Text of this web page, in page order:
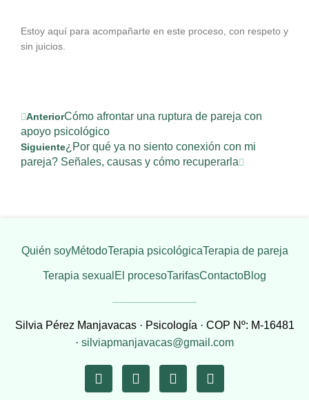
Estoy aquí para acompañarte en este proceso, con respeto y
sin juicios.
AnteriorCómo afrontar una ruptura de pareja con
apoyo psicológico
Siguiente¿Por qué ya no siento conexión con mi
pareja? Señales, causas y cómo recuperarla
Quién soyMétodoTerapia psicológicaTerapia de pareja
Terapia sexual El procesoTarifasContactoBlog
Silvia Pérez Manjavacas · Psicología · COP Nº: M-16481
· silviapmanjavacas@gmail.com